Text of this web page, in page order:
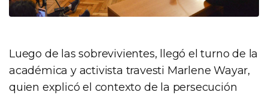
Luego de las sobrevivientes, llegó el turno de la
académica y activista travesti Marlene Wayar,
quien explicó el contexto de la persecución